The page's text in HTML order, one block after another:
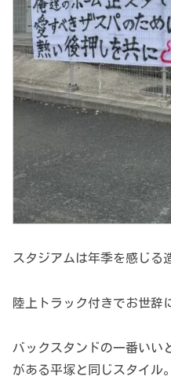
スタジアムは年季を感じる
陸上トラック付きでお世辞
バックスタンドの一番いい
がある平塚と同じスタイル。